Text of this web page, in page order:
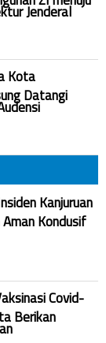
Jenderal
Kota
Datangi
Kanjuruan
Kondusif
Covid-
Berikan